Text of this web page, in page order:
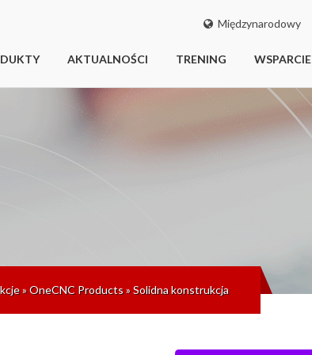
Międzynarodowy
AKTUALNOŚCI TRENING WSPARCIE
»OneCNC Products»Solidna konstrukcja